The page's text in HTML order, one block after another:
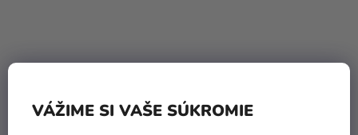
VÁŽIME SI VAŠE SÚKROMIE